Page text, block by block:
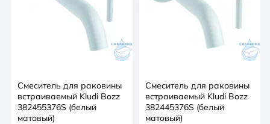
Смеситель для раковины
встраиваемый Kludi Bozz
382455376S (белый
матовый)
Смеситель для раковины
встраиваемый Kludi Bozz
382445376S (белый
матовый)